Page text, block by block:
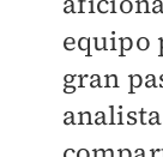
equipo
gran